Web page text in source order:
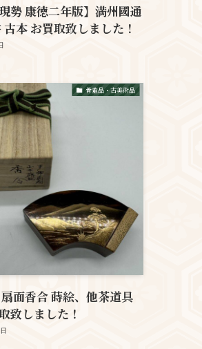
勢 康徳二年版】満州國通
本 お買取致しました！
骨董品・古美術品
面香合 蒔絵、他茶道具
致しました！